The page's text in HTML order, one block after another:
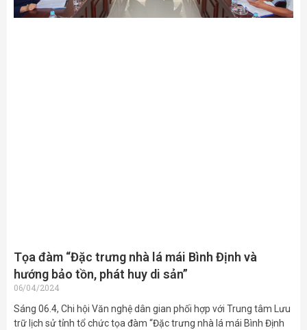
Tọa đàm “Đặc trưng nhà lá mái Bình Định và
hướng bảo tồn, phát huy di sản”
06/04/2024
Sáng 06.4, Chi hội Văn nghệ dân gian phối hợp với Trung tâm Lưu
trữ lịch sử tỉnh tổ chức tọa đàm “Đặc trưng nhà lá mái Bình Định